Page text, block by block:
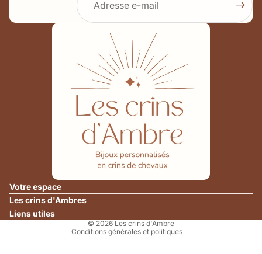
Votre espace
Les crins d'Ambres
Liens utiles
© 2026 Les crins d'Ambre
Conditions générales et politiques
Politique de remboursement
Politique de confidentialité
Politique d’expédition
Conditions générales de vente
Mentions légales